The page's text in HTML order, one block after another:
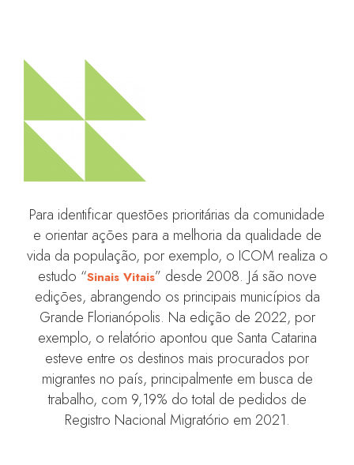
Para identificar questões prioritárias da comunidade
e orientar ações para a melhoria da qualidade de
vida da população, por exemplo, o ICOM realiza o
estudo “Sinais Vitais” desde 2008. Já são nove
edições, abrangendo os principais municípios da
Grande Florianópolis. Na edição de 2022, por
exemplo, o relatório apontou que Santa Catarina
esteve entre os destinos mais procurados por
migrantes no país, principalmente em busca de
trabalho, com 9,19% do total de pedidos de
Registro Nacional Migratório em 2021.